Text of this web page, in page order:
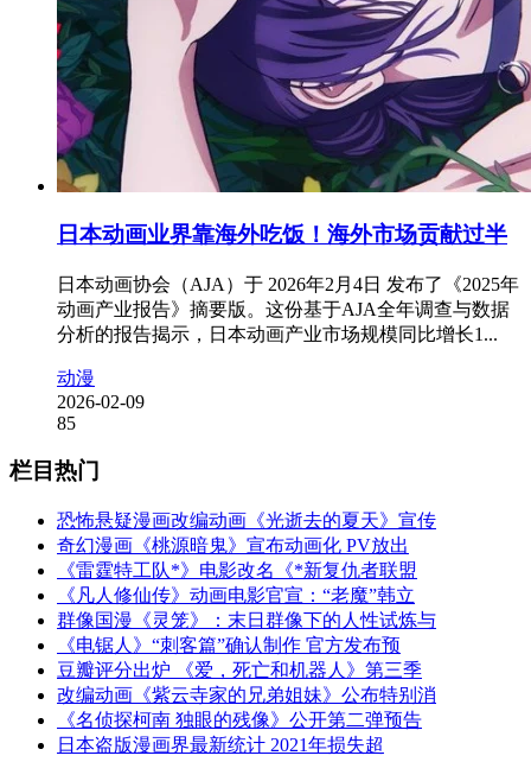
日本动画业界靠海外吃饭！海外市场贡献过半
日本动画协会（AJA）于 2026年2月4日 发布了《2025年
动画产业报告》摘要版。这份基于AJA全年调查与数据
分析的报告揭示，日本动画产业市场规模同比增长1...
动漫
2026-02-09
85
栏目热门
恐怖悬疑漫画改编动画《光逝去的夏天》宣传
奇幻漫画《桃源暗鬼》宣布动画化 PV放出
《雷霆特工队*》电影改名《*新复仇者联盟
《凡人修仙传》动画电影官宣：“老魔”韩立
群像国漫《灵笼》：末日群像下的人性试炼与
《电锯人》“刺客篇”确认制作 官方发布预
豆瓣评分出炉 《爱，死亡和机器人》第三季
改编动画《紫云寺家的兄弟姐妹》公布特别消
《名侦探柯南 独眼的残像》公开第二弹预告
日本盗版漫画界最新统计 2021年损失超